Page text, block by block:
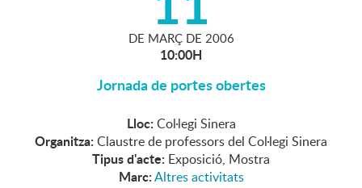
DE MARÇ DE 2006
10:00H
Jornada de portes obertes
Lloc: Col·legi Sinera
Organitza: Claustre de professors del Col·legi Sinera
Tipus d'acte: Exposició, Mostra
Marc:Altres activitats